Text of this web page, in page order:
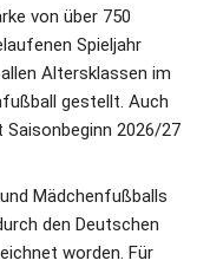
von über 750
Spieljahr
Altersklassen im
gestellt. Auch
2026/27
Mädchenfußballs
den Deutschen
worden. Für